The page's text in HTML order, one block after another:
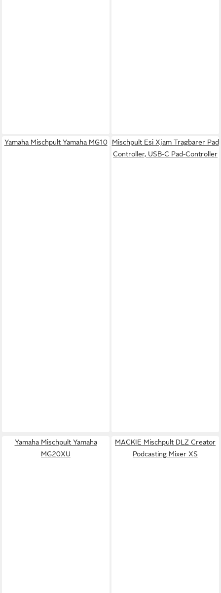
Yamaha Mischpult Yamaha MG10
Mischpult Esi Xjam Tragbarer Pad
Controller, USB-C Pad-Controller
Yamaha Mischpult Yamaha
MG20XU
MACKIE Mischpult DLZ Creator
Podcasting Mixer XS